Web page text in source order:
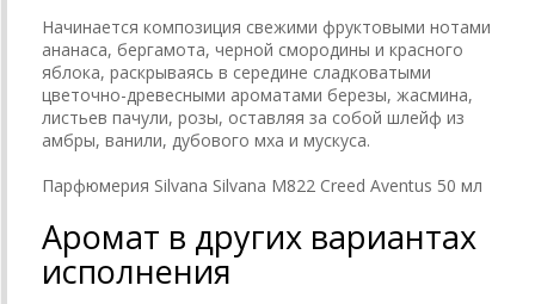
Начинается композиция свежими фруктовыми нотами
ананаса, бергамота, черной смородины и красного
яблока, раскрываясь в середине сладковатыми
цветочно-древесными ароматами березы, жасмина,
листьев пачули, розы, оставляя за собой шлейф из
амбры, ванили, дубового мха и мускуса.
Парфюмерия Silvana Silvana M822 Creed Aventus 50 мл
Аромат в других вариантах
исполнения